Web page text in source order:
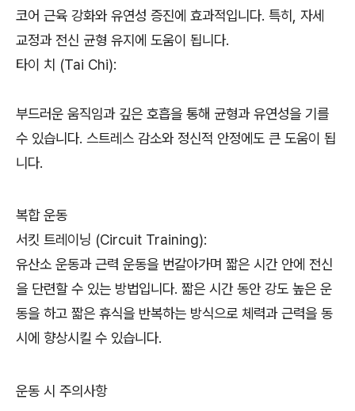
코어 근육 강화와 유연성 증진에 효과적입니다. 특히, 자세
교정과 전신 균형 유지에 도움이 됩니다.
타이 치 (Tai Chi):
부드러운 움직임과 깊은 호흡을 통해 균형과 유연성을 기를
수 있습니다. 스트레스 감소와 정신적 안정에도 큰 도움이 됩
니다.
복합 운동
서킷 트레이닝 (Circuit Training):
유산소 운동과 근력 운동을 번갈아가며 짧은 시간 안에 전신
을 단련할 수 있는 방법입니다. 짧은 시간 동안 강도 높은 운
동을 하고 짧은 휴식을 반복하는 방식으로 체력과 근력을 동
시에 향상시킬 수 있습니다.
운동 시 주의사항